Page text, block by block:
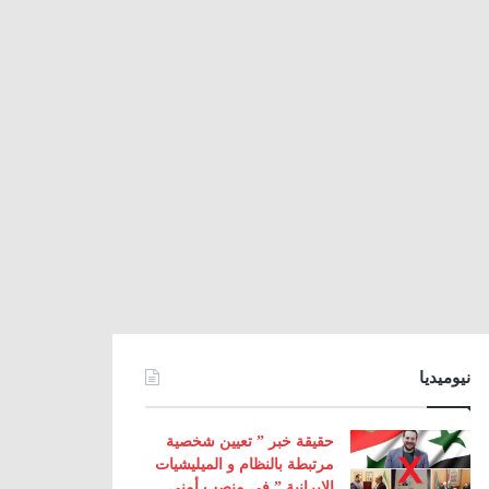
نيوميديا
حقيقة خبر ” تعيين شخصية
مرتبطة بالنظام و الميليشيات